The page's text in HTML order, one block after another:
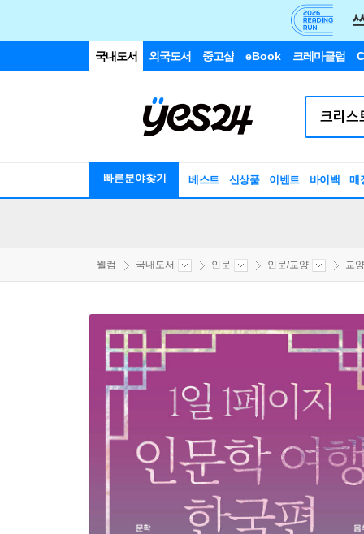
국내도서 외국도서 중고샵 eBook 크레마클럽
빠른분야찾기 베스트 신상품 이벤트 바이백 매
웰컴 국내도서 인문 인문/교양 교